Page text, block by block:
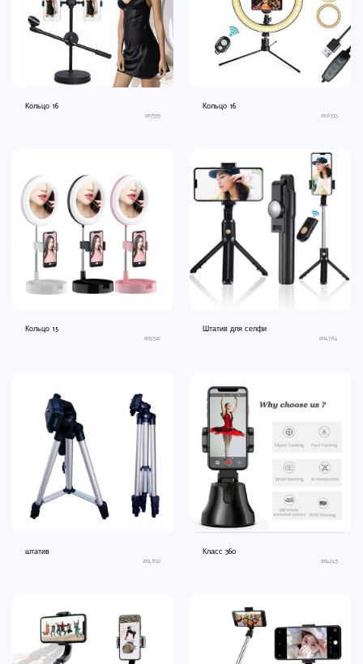
Кольцо 16
an7555
Кольцо 16
an8333
Кольцо 15
an9522
Штатив для селфи
an4784
штатив
an4822
Класс 360
an4245